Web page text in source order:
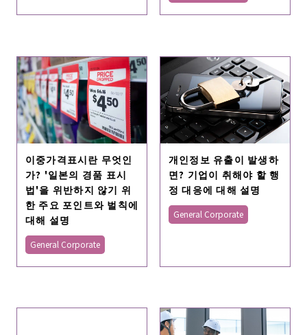
이중가격표시란 무엇인
가? '일본의 경품 표시
법'을 위반하지 않기 위
한 주요 포인트와 벌칙에
대해 설명
General Corporate
개인정보 유출이 발생하
면? 기업이 취해야 할 행
정 대응에 대해 설명
General Corporate